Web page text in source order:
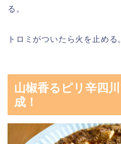
る。
トロミがついたら火を止める
山椒香るピリ辛四
成！